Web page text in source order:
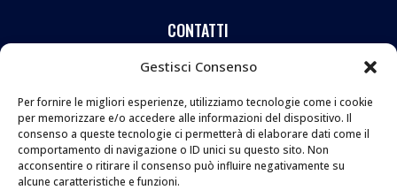
Gestisci Consenso
Per fornire le migliori esperienze, utilizziamo tecnologie come i cookie
per memorizzare e/o accedere alle informazioni del dispositivo. Il
consenso a queste tecnologie ci permetterà di elaborare dati come il
comportamento di navigazione o ID unici su questo sito. Non
acconsentire o ritirare il consenso può influire negativamente su
alcune caratteristiche e funzioni.
CONTATTI
Coltelleria Donnini s.n.c.
Via Giovanni Lanza, 70 – 50136 FIRENZE
Telefono e WhatsApp:055 661 438
Email: info@donninicoltelleria.it